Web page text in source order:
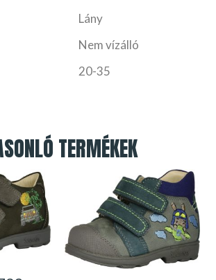
Lány
Nem vízálló
20-35
TERMÉKEK